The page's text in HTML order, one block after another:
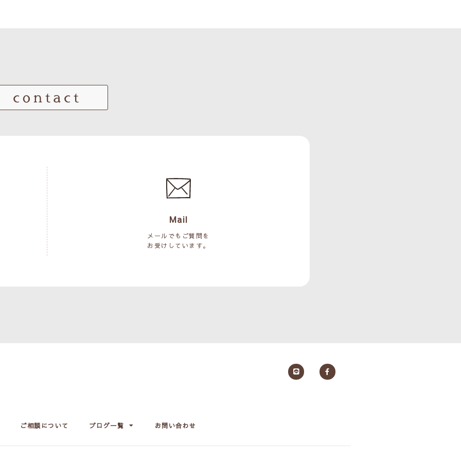
contact
Mail
メールでもご質問を
お受けしています。
ご相談について ブログ一覧 お問い合わせ